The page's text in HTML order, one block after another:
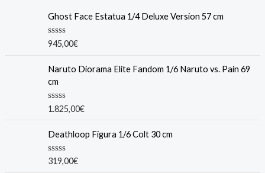
Ghost Face Estatua 1/4 Deluxe Version 57 cm
R
e
0
o
u
t
5
945,00€
Naruto Diorama Elite Fandom 1/6 Naruto vs. Pain 69
cm
R
e
0
o
u
1.825,00€
Deathloop Figura 1/6 Colt 30 cm
R
319,00€